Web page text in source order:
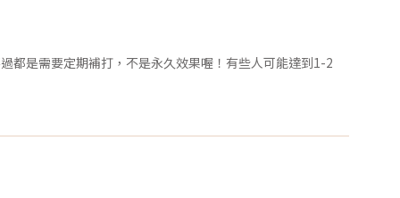
都是需要定期補打，不是永久效果喔！有些人可能達到1-2